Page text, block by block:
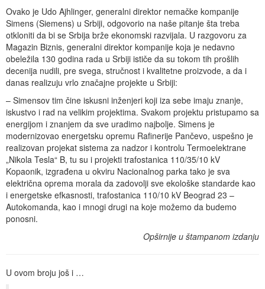
Ovako je Udo Ajhlinger, generalni direktor nemačke kompanije
Simens (Siemens) u Srbiji, odgovorio na naše pitanje šta treba
otkloniti da bi se Srbija brže ekonomski razvijala. U razgovoru za
Magazin Biznis, generalni direktor kompanije koja je nedavno
obeležila 130 godina rada u Srbiji ističe da su tokom tih prošlih
decenija nudili, pre svega, stručnost i kvalitetne proizvode, a da i
danas realizuju vrlo značajne projekte u Srbiji:
– Simensov tim čine iskusni inženjeri koji iza sebe imaju znanje,
iskustvo i rad na velikim projektima. Svakom projektu pristupamo sa
energijom i znanjem da sve uradimo najbolje. Simens je
modernizovao energetsku opremu Rafinerije Pančevo, uspešno je
realizovan projekat sistema za nadzor i kontrolu Termoelektrane
„Nikola Tesla“ B, tu su i projekti trafostanica 110/35/10 kV
Kopaonik, izgrađena u okviru Nacionalnog parka tako je sva
električna oprema morala da zadovolji sve ekološke standarde kao
i energetske efkasnosti, trafostanica 110/10 kV Beograd 23 –
Autokomanda, kao i mnogi drugi na koje možemo da budemo
ponosni.
Opširnije u štampanom izdanju
U ovom broju još i …